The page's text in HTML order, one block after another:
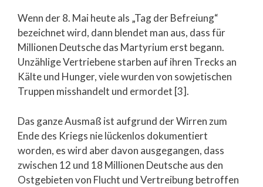
Wenn der 8. Mai heute als „Tag der Befreiung“
bezeichnet wird, dann blendet man aus, dass für
Millionen Deutsche das Martyrium erst begann.
Unzählige Vertriebene starben auf ihren Trecks an
Kälte und Hunger, viele wurden von sowjetischen
Truppen misshandelt und ermordet [3].
Das ganze Ausmaß ist aufgrund der Wirren zum
Ende des Kriegs nie lückenlos dokumentiert
worden, es wird aber davon ausgegangen, dass
zwischen 12 und 18 Millionen Deutsche aus den
Ostgebieten von Flucht und Vertreibung betroffen